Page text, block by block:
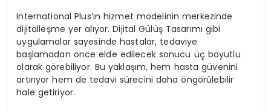
International Plus’ın hizmet modelinin merkezinde
dijitalleşme yer alıyor. Dijital Gülüş Tasarımı gibi
uygulamalar sayesinde hastalar, tedaviye
başlamadan önce elde edilecek sonucu üç boyutlu
olarak görebiliyor. Bu yaklaşım, hem hasta güvenini
artırıyor hem de tedavi sürecini daha öngörülebilir
hale getiriyor.